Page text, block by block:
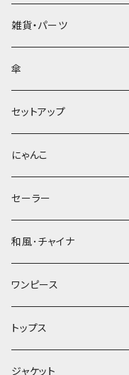
雑貨・パーツ
傘
セットアップ
にゃんこ
セーラー
和風･チャイナ
ワンピース
トップス
ジャケット